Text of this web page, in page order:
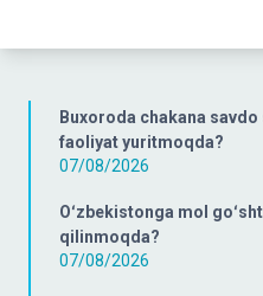
Buxoroda chakana
faoliyat yuritmoqda?
07/08/2026
Oʻzbekistonga mol
qilinmoqda?
07/08/2026